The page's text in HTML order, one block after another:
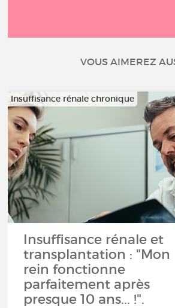
VOUS AIMEREZ
Insuffisance rénale chronique
Insuffisance rénale et
transplantation : "Mon
rein fonctionne
parfaitement après
presque 10 ans... !".